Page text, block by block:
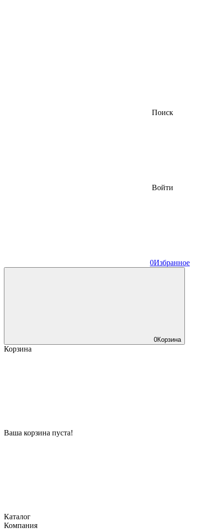
Поиск
Войти
0Избранное
0Корзина
Корзина
Ваша корзина пуста!
Каталог
Компания